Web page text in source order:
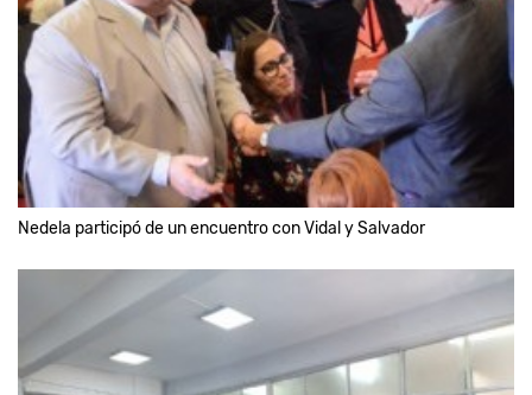
Nedela participó de un encuentro con Vidal y Salvador